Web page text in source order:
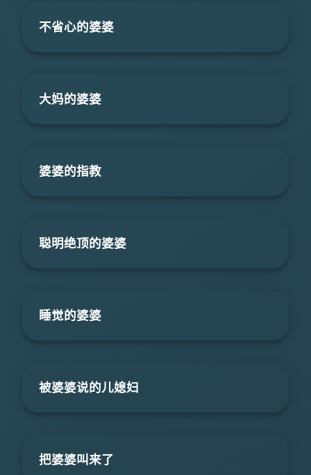
不省心的婆婆
大妈的婆婆
婆婆的指教
聪明绝顶的婆婆
睡觉的婆婆
被婆婆说的儿媳妇
把婆婆叫来了